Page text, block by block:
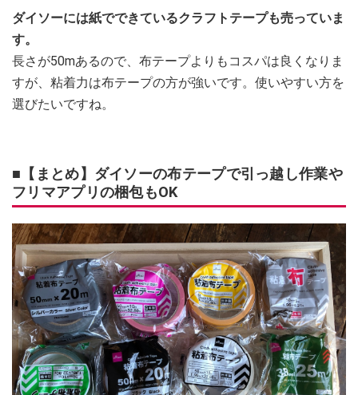
ダイソーには紙でできているクラフトテープも売っていま
す。
長さが50mあるので、布テープよりもコスパは良くなりま
すが、粘着力は布テープの方が強いです。使いやすい方を
選びたいですね。
■【まとめ】ダイソーの布テープで引っ越し作業や
フリマアプリの梱包もOK